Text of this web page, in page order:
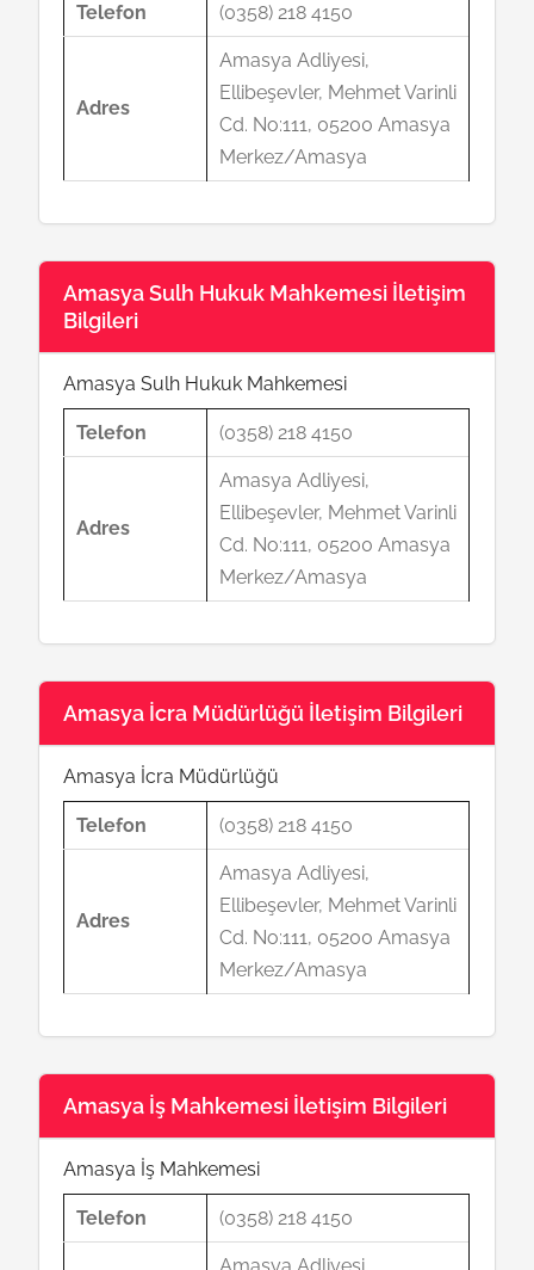
Telefon (0358) 218 4150
Adres
Amasya Adliyesi,
Ellibeşevler, Mehmet Varinli
Cd. No:111, 05200 Amasya
Merkez/Amasya
Amasya Sulh Hukuk Mahkemesi İletişim
Bilgileri
Amasya Sulh Hukuk Mahkemesi
Telefon (0358) 218 4150
Adres
Amasya Adliyesi,
Ellibeşevler, Mehmet Varinli
Cd. No:111, 05200 Amasya
Merkez/Amasya
Amasya İcra Müdürlüğü İletişim Bilgileri
Amasya İcra Müdürlüğü
Telefon (0358) 218 4150
Adres
Amasya Adliyesi,
Ellibeşevler, Mehmet Varinli
Cd. No:111, 05200 Amasya
Merkez/Amasya
Amasya İş Mahkemesi İletişim Bilgileri
Amasya İş Mahkemesi
Telefon (0358) 218 4150